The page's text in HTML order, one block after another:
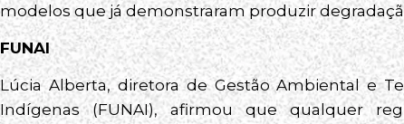
modelos que já demonstraram produzir
FUNAI
Lúcia Alberta, diretora de Gestão Ambiental e
Indígenas (FUNAI), afirmou que qualquer